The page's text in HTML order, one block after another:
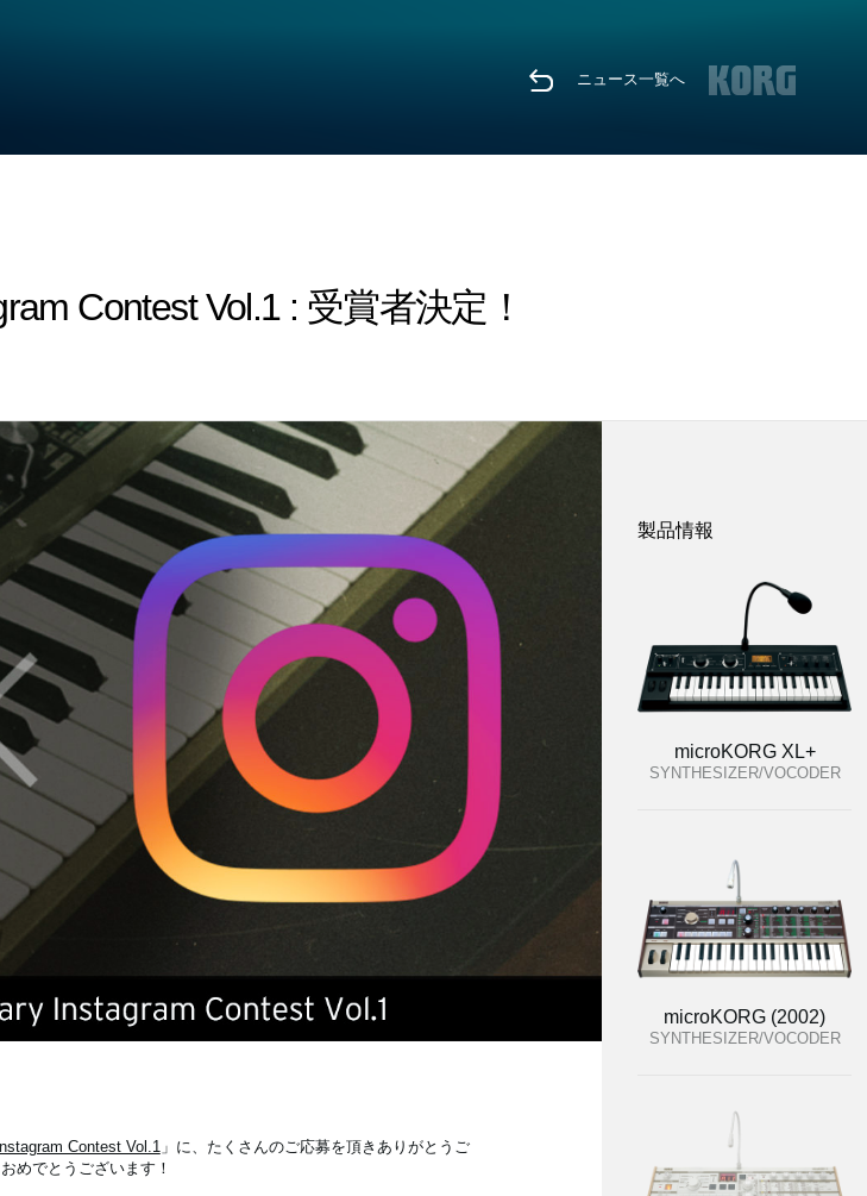
ニュース一覧へ
Contest Vol.1 : 受賞者決定！
Contest Vol.1 」に、たくさんのご応募を頂きありがとうご
めでとうございます！
製品情報
microKORG XL+
SYNTHESIZER/VOCODER
microKORG (2002)
SYNTHESIZER/VOCODER